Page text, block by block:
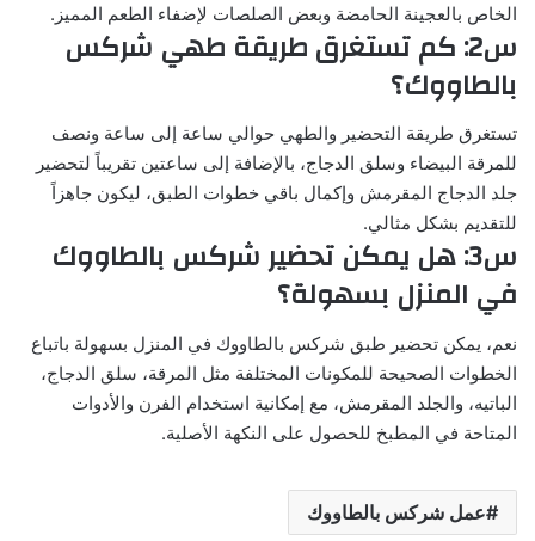
الخاص بالعجينة الحامضة وبعض الصلصات لإضفاء الطعم المميز.
س2: كم تستغرق طريقة طهي شركس
بالطاووك؟
تستغرق طريقة التحضير والطهي حوالي ساعة إلى ساعة ونصف
للمرقة البيضاء وسلق الدجاج، بالإضافة إلى ساعتين تقريباً لتحضير
جلد الدجاج المقرمش وإكمال باقي خطوات الطبق، ليكون جاهزاً
للتقديم بشكل مثالي.
س3: هل يمكن تحضير شركس بالطاووك
في المنزل بسهولة؟
نعم، يمكن تحضير طبق شركس بالطاووك في المنزل بسهولة باتباع
الخطوات الصحيحة للمكونات المختلفة مثل المرقة، سلق الدجاج،
الباتيه، والجلد المقرمش، مع إمكانية استخدام الفرن والأدوات
المتاحة في المطبخ للحصول على النكهة الأصلية.
عمل شركس بالطاووك